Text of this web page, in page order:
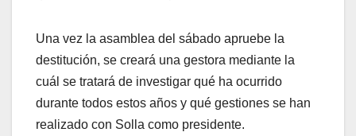
Una vez la asamblea del sábado apruebe la
destitución, se creará una gestora mediante la
cuál se tratará de investigar qué ha ocurrido
durante todos estos años y qué gestiones se han
realizado con Solla como presidente.